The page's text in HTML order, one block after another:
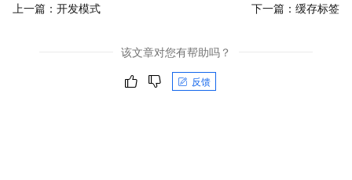
上一篇： 开发模式 下一篇： 缓存标签
该文章对您有帮助吗？
反馈